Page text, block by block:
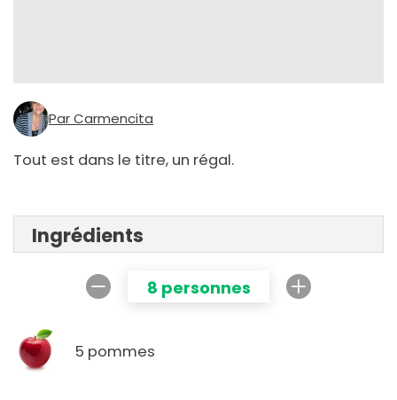
Par Carmencita
Tout est dans le titre, un régal.
Ingrédients
8 personnes
5 pommes